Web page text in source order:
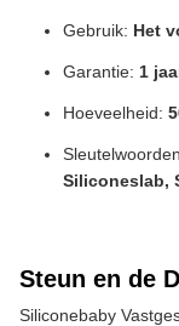
Gebruik: Het
Garantie: 1
Hoeveelheid:
Siliconeslab,
Steun en de
Siliconebaby